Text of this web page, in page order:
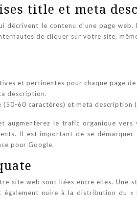
title et meta
le contenu d’une page
de cliquer sur votre site,
et pertinentes pour chaque page
description.
(50-60 caractères) et meta description
augmenterez le trafic organique
Il est important de se démarquer
pour Google.
site web sont liées entre elles.
nuire à la distribution du